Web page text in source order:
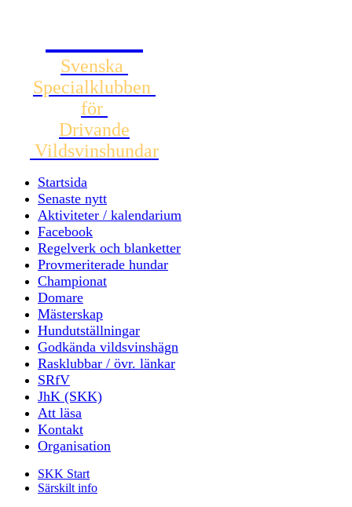
Svenska
Specialklubben
för
Drivande
Vildsvinshundar
Startsida
Senaste nytt
Aktiviteter / kalendarium
Facebook
Regelverk och blanketter
Provmeriterade hundar
Championat
Domare
Mästerskap
Hundutställningar
Godkända vildsvinshägn
Rasklubbar / övr. länkar
SRfV
JhK (SKK)
Att läsa
Kontakt
Organisation
SKK Start
Särskilt info